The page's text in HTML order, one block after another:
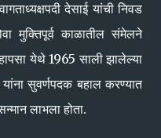
देसाई यांची निवड
मुक्तिपूर्व काळातील संमेलने
येथे 1965 साली झालेल्या
सुवर्णपदक बहाल करण्यात
लाभला होता.